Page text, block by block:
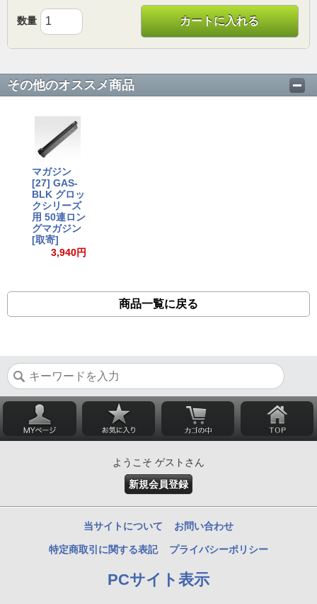
数量 カートに入れる
その他のオススメ商品
マガジン
[27] GAS-
BLK グロッ
クシリーズ
用 50連ロン
グマガジン
[取寄]
3,940円
商品一覧に戻る
ようこそ ゲストさん
新規会員登録
当サイトについて お問い合わせ
特定商取引に関する表記 プライバシーポリシー
PCサイト表示